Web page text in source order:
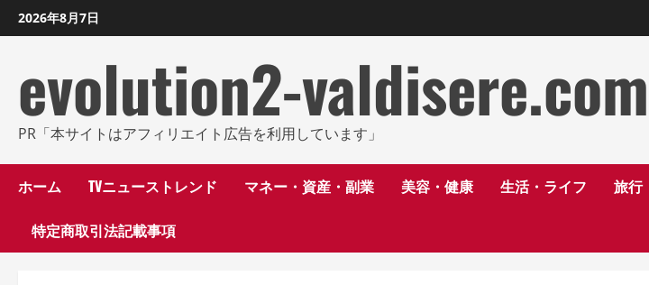
ン
し
2026年8月7日
evolution2-valdisere.com
PR「本サイトはアフィリエイト広告を利用しています」
ホーム TVニューストレンド マネー・資産・副業 美容・健康 生活・ライフ 旅行
特定商取引法記載事項